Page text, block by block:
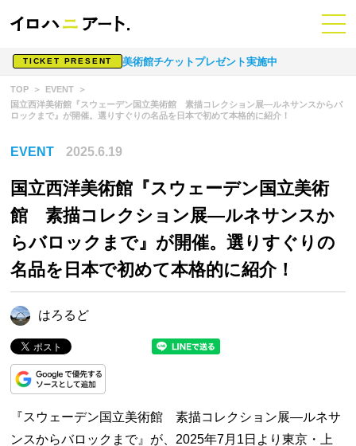
TICKET PRESENT 美術館チケットプレゼント実施中
TOP
EVENT
国立西洋美術館『スウェーデン国立美術館 素描コレクション展—ルネサンスからバ
ロックまで』が開催。選りすぐりの名品を日本で初めて本格的に紹介！
EVENT 2025.6.19
国立西洋美術館『スウェーデン国立美術
館 素描コレクション展—ルネサンスか
らバロックまで』が開催。選りすぐりの
名品を日本で初めて本格的に紹介！
はろるど
『スウェーデン国立美術館 素描コレクション展—ルネサ
ンスからバロックまで』が、2025年7月1日より東京・上